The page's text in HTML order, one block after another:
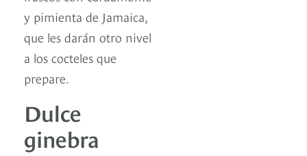
y pimienta de Jamaica,
que les darán otro nivel
a los cocteles que
prepare.
Dulce
ginebra